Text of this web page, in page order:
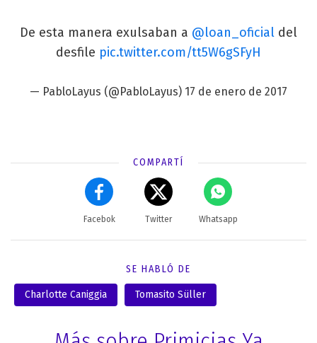
De esta manera exulsaban a @loan_oficial del
desfile pic.twitter.com/tt5W6gSFyH
— PabloLayus (@PabloLayus) 17 de enero de 2017
COMPARTÍ
Facebok Twitter Whatsapp
SE HABLÓ DE
Charlotte Caniggia Tomasito Süller